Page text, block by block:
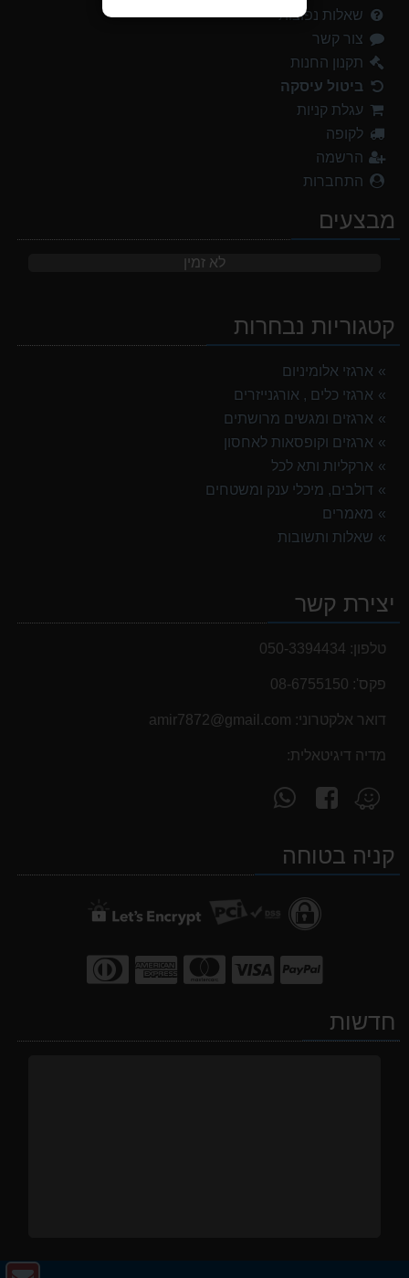
שאלות נפוצות
צור קשר
תקנון החנות
ביטול עיסקה
עגלת קניות
לקופה
הרשמה
התחברות
מבצעים
לא זמין
קטגוריות נבחרות
ארגזי אלומיניום
ארגזי כלים , אורגנייזרים
ארגזים ומגשים מרושתים
ארגזים וקופסאות לאחסון
ארקליות ותא לכל
דולבים, מיכלי ענק ומשטחים
מאמרים
שאלות ותשובות
יצירת קשר
טלפון: 050-3394434
פקס': 08-6755150
דואר אלקטרוני: ‫amir7872@gmail.com‬
מדיה דיגיטאלית:
מצא
אותנו
Waze
עקוב
אחרינו
facebookקניה בטוחה
חדשות